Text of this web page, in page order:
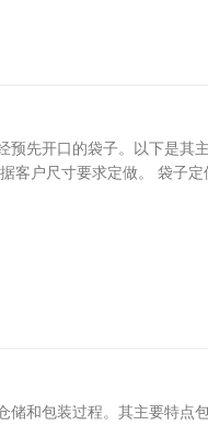
预先开口的袋子。以下是其
客户尺寸要求定做。 袋子定
储和包装过程。其主要特点